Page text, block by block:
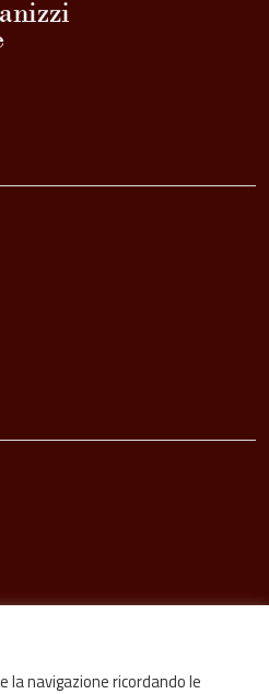
la navigazione ricordando le